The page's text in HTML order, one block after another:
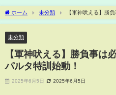
ホーム 未分類
【軍神吠える】勝
始動！
未分類
【軍神吠える】勝負事は
パルタ特訓始動！
2025年6月5日 2025年6月5日